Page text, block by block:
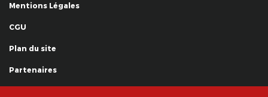
Mentions Légales
CGU
Plan du site
Partenaires